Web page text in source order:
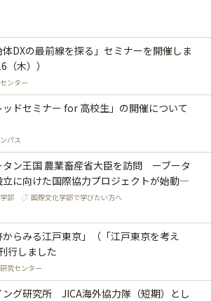
体DXの最前線を探る」セミナーを開催しま
木））
ンター
ッドセミナー for 高校生」の開催について
パス
タン王国 農業畜産省大臣を訪問 ーブータ
立に向けた国際協力プロジェクトが始動—
部
国際文化学部で学びたい方へ
からみる江戸東京」（「江戸東京を考え
行しました
究センター
ング研究所 JICA海外協力隊（短期）とし